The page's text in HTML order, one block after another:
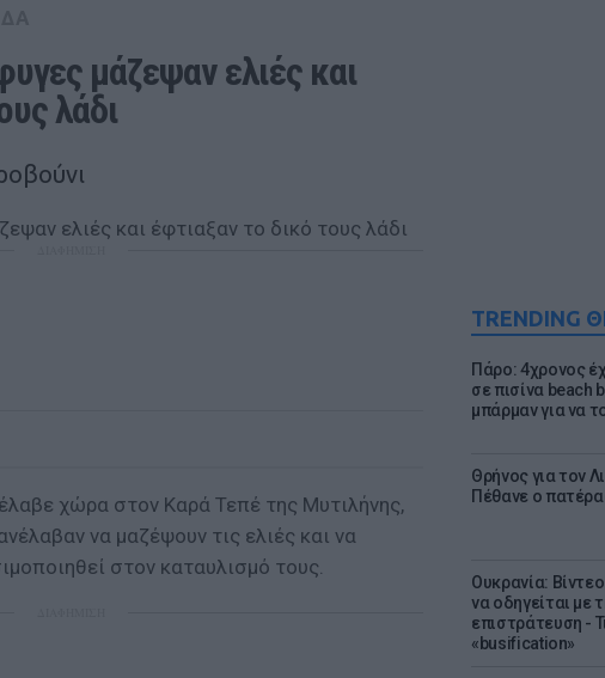
TRENDING
Πάρο: 4χρονος
σε πισίνα beach
μπάρμαν για να
Θρήνος για τον
Πέθανε ο
Ουκρανία:
να οδηγείται με
επιστράτευση -
«busification»
μάζεψαν ελιές και
λάδι
χώρα στον Καρά Τεπέ της Μυτιλήνης,
να μαζέψουν τις ελιές και να
στον καταυλισμό τους.